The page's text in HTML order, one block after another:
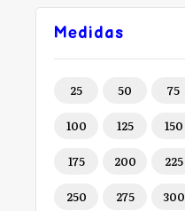
Medidas
25 50 75
100 125 150
175 200 225
250 275 300